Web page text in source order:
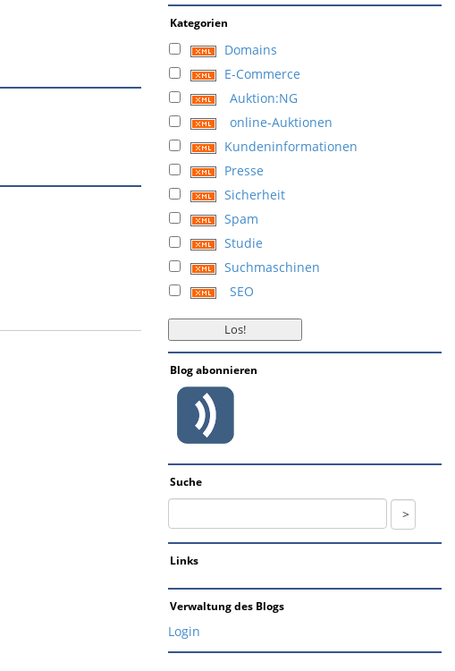
Kategorien
Domains
E-Commerce
Auktion:NG
online-Auktionen
Kundeninformationen
Presse
Sicherheit
Spam
Studie
Suchmaschinen
SEO
Blog abonnieren
Suche
Links
Verwaltung des Blogs
Login